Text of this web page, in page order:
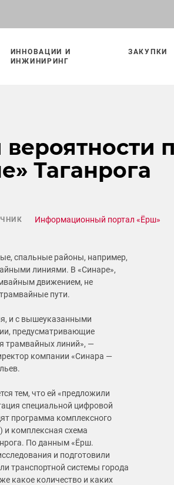
ИННОВАЦИИ И
ИНЖИНИРИНГ
ЗАКУПКИ
Таганрога
Информационный портал «Ёрш»
спальные районы, например,
линиями. В «Синаре»,
движением, не
пути.
и с вышеуказанными
предусматривающие
трамвайных линий», —
компании «Синара —
тем, что ей «предложили
специальной цифровой
программа комплексного
и комплексная схема
По данным «Ёрш.
и подготовили
транспортной системы города
какое количество и каких